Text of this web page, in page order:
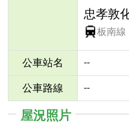
忠孝敦
板南線
公車站名 --
公車路線 --
屋況照片